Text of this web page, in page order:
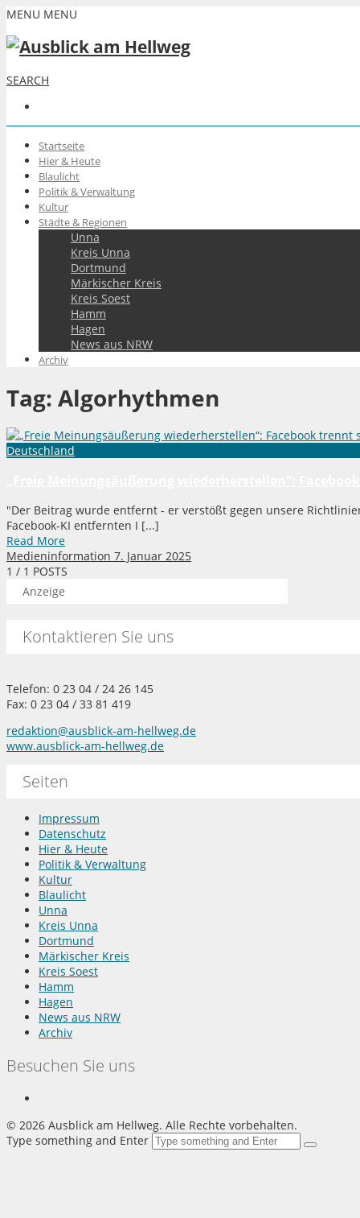
MENU MENU
SEARCH
Startseite
Hier & Heute
Blaulicht
Politik & Verwaltung
Kultur
Städte & Regionen
Unna
Kreis Unna
Dortmund
Märkischer Kreis
Kreis Soest
Hamm
Hagen
News aus NRW
Archiv
Tag: Algorhythmen
Deutschland
"Der Beitrag wurde entfernt - er verstößt gegen unsere
Facebook-KI entfernten I [...]
Read More
Medieninformation 7. Januar 2025
1 / 1 POSTS
Anzeige
Kontaktieren Sie uns
Telefon: 0 23 04 / 24 26 145
Fax: 0 23 04 / 33 81 419
redaktion@ausblick-am-hellweg.de
www.ausblick-am-hellweg.de
Seiten
Impressum
Datenschutz
Hier & Heute
Politik & Verwaltung
Kultur
Blaulicht
Unna
Kreis Unna
Dortmund
Märkischer Kreis
Kreis Soest
Hamm
Hagen
News aus NRW
Archiv
Besuchen Sie uns
© 2026 Ausblick am Hellweg. Alle Rechte vorbehalten.
Type something and Enter